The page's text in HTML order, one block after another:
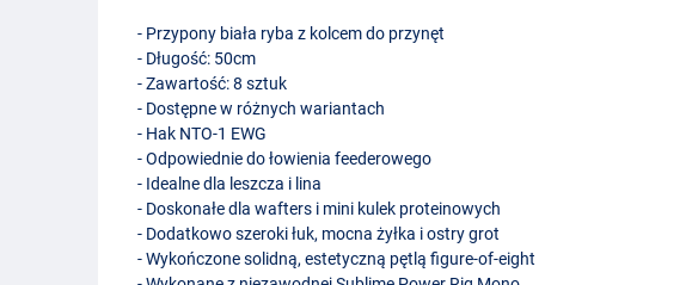
- Przypony biała ryba z kolcem do przynęt
- Długość: 50cm
- Zawartość: 8 sztuk
- Dostępne w różnych wariantach
- Hak NTO-1 EWG
- Odpowiednie do łowienia feederowego
- Idealne dla leszcza i lina
- Doskonałe dla wafters i mini kulek proteinowych
- Dodatkowo szeroki łuk, mocna żyłka i ostry grot
- Wykończone solidną, estetyczną pętlą figure-of-eight